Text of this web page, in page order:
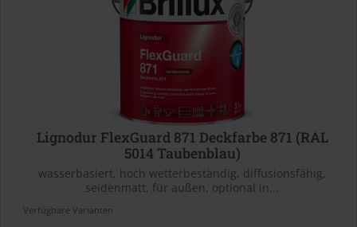
Lignodur FlexGuard 871 Deckfarbe 871 (RAL
5014 Taubenblau)
wasserbasiert, hoch wetterbeständig, diffusionsfähig,
seidenmatt, für außen, optional in...
Verfügbare Varianten